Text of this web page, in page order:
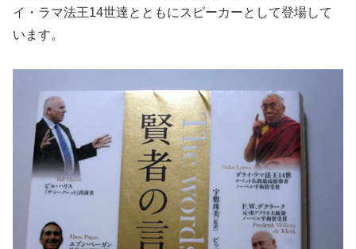
イ・ラマ法王14世達とともにスピーカーとして登場して
います。